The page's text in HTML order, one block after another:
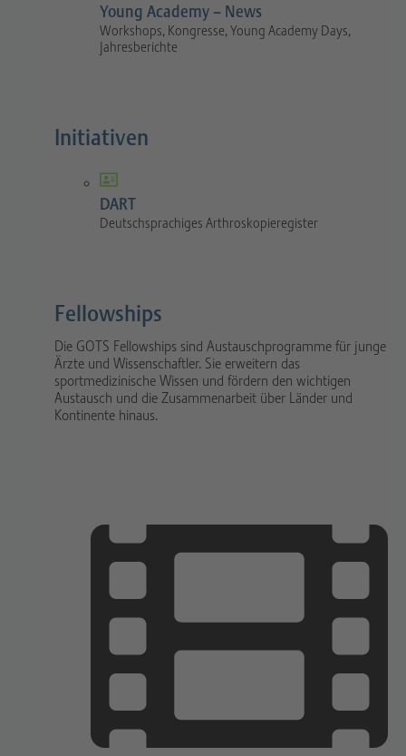
Young Academy – News
Workshops, Kongresse, Young Academy Days,
Jahresberichte
Initiativen
DART
Deutschsprachiges Arthroskopieregister
Fellowships
Die GOTS Fellowships sind Austauschprogramme für junge
Ärzte und Wissenschaftler. Sie erweitern das
sportmedizinische Wissen und fördern den wichtigen
Austausch und die Zusammenarbeit über Länder und
Kontinente hinaus.